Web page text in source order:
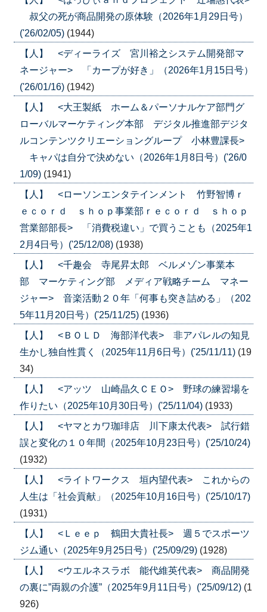
叔父の死が商品開発の原体験（2026年1月29日号）
('26/02/05) (1944)
【人】 <ディーライズ 宮川裕之システム開発部マ
ネージャー> 「カープが好き」（2026年1月15日号）
('26/01/16) (1942)
【人】 <大王製紙 ホーム＆パーソナルケア部門グ
ローバルマーケティング本部 デジタル推進部デジタ
ルコンテンツクリエーショングループ 小林豊課長>
キャパは自分で決めない（2026年1月8日号）('26/0
1/09) (1941)
【人】 <ローソンエンタテインメント 竹野智博ｒ
ｅｃｏｒｄ ｓｈｏｐ事業部ｒｅｃｏｒｄ ｓｈｏｐ
営業部部長> 「消費税違い」で買うことも（2025年1
2月4日号）('25/12/08) (1938)
【人】 <千趣会 寺尾昇太郎 ベルメゾン事業本
部 マーケティング部 メディア戦略チーム マネー
ジャー> 音楽活動２０年「何事も突き詰める」（202
5年11月20日号）('25/11/25) (1936)
【人】 <ＢＯＬＤ 海部洋代表> 非アパレルの知見
生かし独自性貫く（2025年11月6日号）('25/11/11) (19
34)
【人】 <アッツ 山崎晶久ＣＥＯ> 野球の練習場を
作りたい（2025年10月30日号）('25/11/04) (1933)
【人】 <ヤマとカワ珈琲店 川下康太代表> 試行錯
誤と変化の１０年間（2025年10月23日号）('25/10/24)
(1932)
【人】 <ライトワークス 垣内望代表> これからの
人生は「社会貢献」（2025年10月16日号）('25/10/17)
(1931)
【人】 <Ｌｅｅｐ 鶴田大貴社長> 週５でスポーツ
ジム通い（2025年9月25日号）('25/09/29) (1928)
【人】 <ウエルネスラボ 能代維英代表> 商品開発
の裏に”両親の介護”（2025年9月11日号）('25/09/12) (1
926)